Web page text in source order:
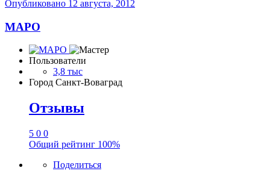
Опубликовано 12 августа, 2012
МАРО
Пользователи
3,8 тыс
Город Санкт-Воваград
Отзывы
5 0 0
Общий рейтинг 100%
Поделиться